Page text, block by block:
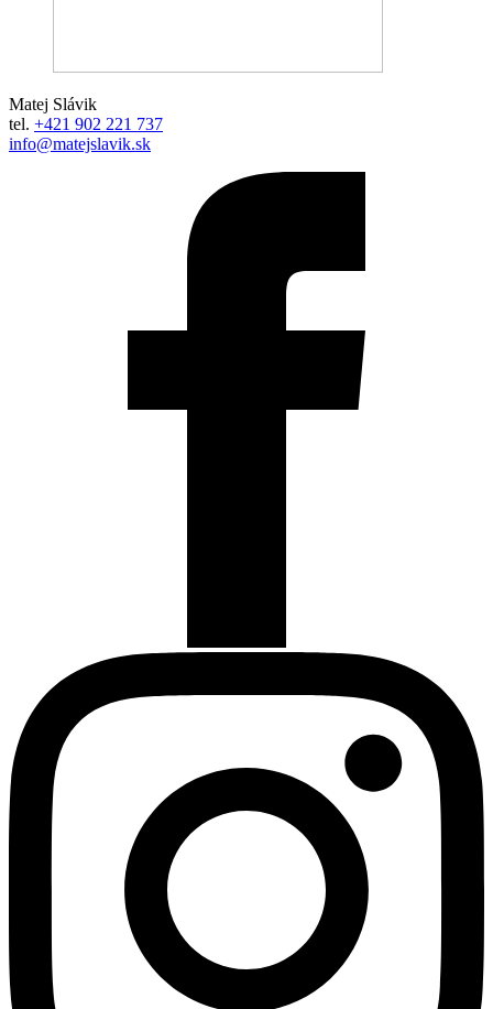
Matej Slávik
tel. +421 902 221 737
info@matejslavik.sk